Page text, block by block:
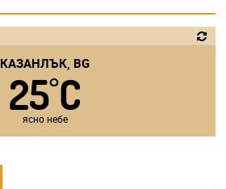
КАЗАНЛЪК, BG
25°C
ясно небе